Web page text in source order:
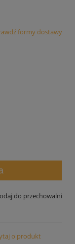
formy dostawy
do przechowalni
o produkt